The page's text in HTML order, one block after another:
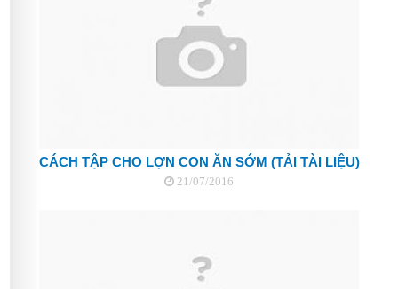
CÁCH TẬP CHO LỢN CON ĂN SỚM (TẢI TÀI LIỆU)
21/07/2016